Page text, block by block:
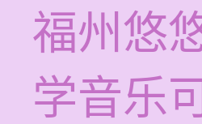
福州悠
学音乐